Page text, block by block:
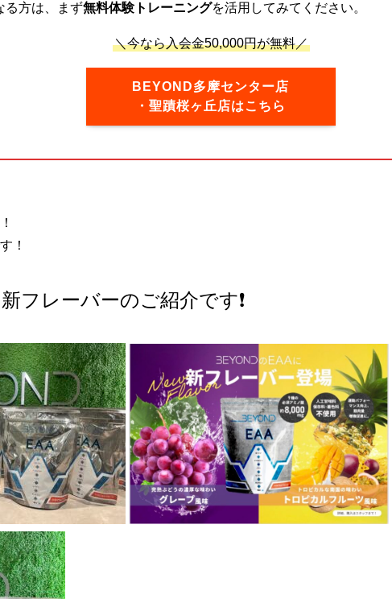
る方は、まず無料体験トレーニングを活用してみてください。
＼今なら入会金50,000円が無料／
BEYOND多摩センター店
・聖蹟桜ヶ丘店はこちら
！
フレーバーのご紹介です❗️